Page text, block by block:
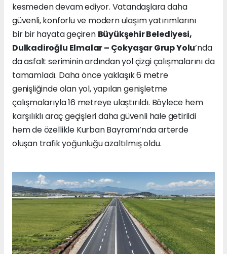
kesmeden devam ediyor. Vatandaşlara daha
güvenli, konforlu ve modern ulaşım yatırımlarını
bir bir hayata geçiren Büyükşehir Belediyesi,
Dulkadiroğlu Elmalar – Çokyaşar Grup Yolu’nda
da asfalt seriminin ardından yol çizgi çalışmalarını da
tamamladı. Daha önce yaklaşık 6 metre
genişliğinde olan yol, yapılan genişletme
çalışmalarıyla 16 metreye ulaştırıldı. Böylece hem
karşılıklı araç geçişleri daha güvenli hale getirildi
hem de özellikle Kurban Bayramı’nda arterde
oluşan trafik yoğunluğu azaltılmış oldu.